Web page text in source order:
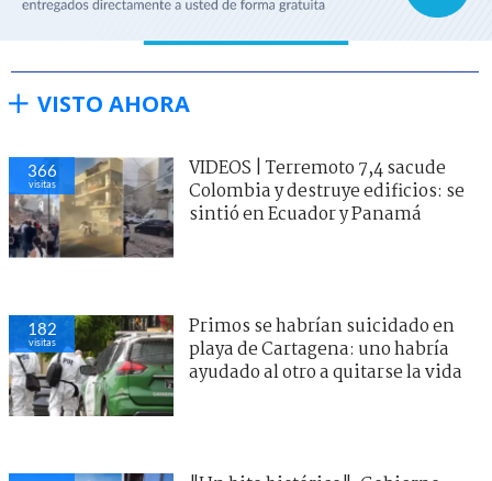
VISTO AHORA
366
visitas
VIDEOS | Terremoto 7,4 sacude
Colombia y destruye edificios: se
sintió en Ecuador y Panamá
182
visitas
Primos se habrían suicidado en
playa de Cartagena: uno habría
ayudado al otro a quitarse la vida